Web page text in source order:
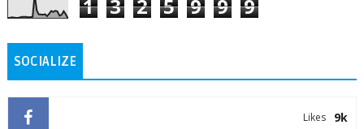
1 3 2 5 9 9 9
SOCIALIZE
9k
Likes